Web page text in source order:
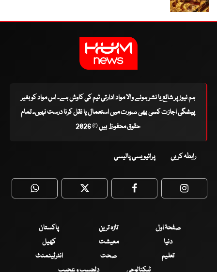
ہم نیوز پر شائع یا نشر ہونے والا مواد ادارتی ٹیم کی کاوش ہے۔ اس مواد کو بغیر
پیشگی اجازت کسی بھی صورت میں استعمال یا نقل کرنا درست نہیں۔ تمام
حقوق محفوظ ہیں © 2026
رابطہ کریں پرائیویسی پالیسی
WhatsApp Twitter Facebook
صفحۂ اول تازہ ترین
پاکستان
دنیا
معیشت
کھیل
تعلیم
صحت
انٹرٹینمنٹ